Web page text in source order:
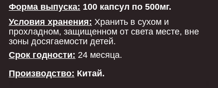
Форма выпуска: 100 капсул по 500мг.
Условия хранения: Хранить в сухом и
прохладном, защищенном от света месте, вне
зоны досягаемости детей.
Срок годности: 24 месяца.
Производство: Китай.